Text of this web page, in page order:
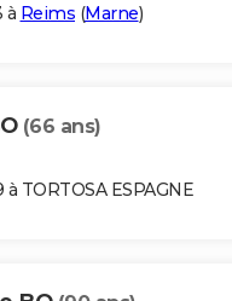
à Reims (Marne)
(66 ans)
à TORTOSA ESPAGNE